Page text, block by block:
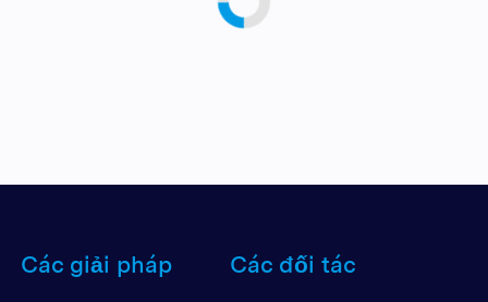
Các giải pháp Các đối tác